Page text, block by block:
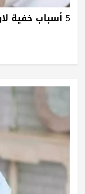
5 أسباب خفية لارتفاع نسبة السكر في الدم